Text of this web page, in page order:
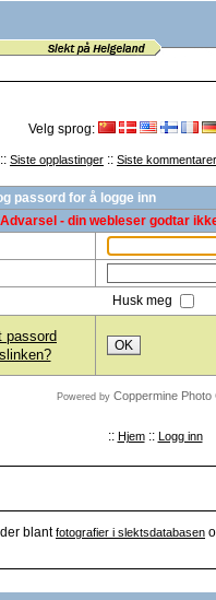
Velg sprog:
:: Siste opplastinger :: Siste kommentarer
passord for å logge inn
Advarsel - din webleser godtar
Husk meg
passord
OK
Powered by Coppermine Photo
:: Hjem:: Logg inn
blantfotografier i slektsdatabasen